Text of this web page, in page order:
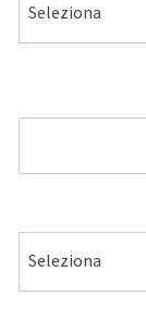
Seleziona
Seleziona